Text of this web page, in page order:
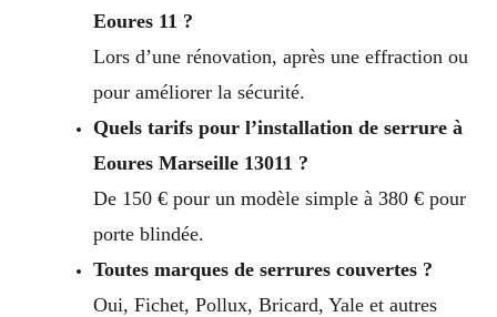
Eoures 11 ?
Lors d’une rénovation, après une effraction ou
pour améliorer la sécurité.
Quels tarifs pour l’installation de serrure à
Eoures Marseille 13011 ?
De 150 € pour un modèle simple à 380 € pour
porte blindée.
Toutes marques de serrures couvertes ?
Oui, Fichet, Pollux, Bricard, Yale et autres